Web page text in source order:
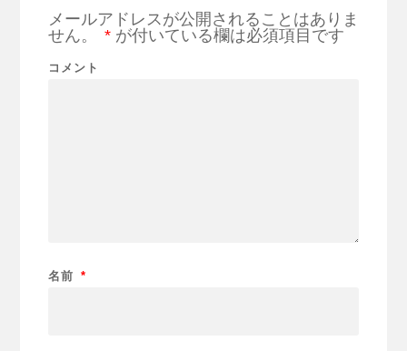
メールアドレスが公開されることはありま
せん。
*が付いている欄は必須項目です
コメント
名前 *